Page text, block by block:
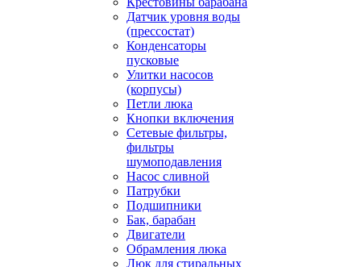
Датчик уровня воды
(прессостат)
Конденсаторы
пусковые
Улитки насосов
(корпусы)
Петли люка
Кнопки включения
Сетевые фильтры,
фильтры
шумоподавления
Насос сливной
Патрубки
Подшипники
Бак, барабан
Двигатели
Обрамления люка
Люк для стиральных